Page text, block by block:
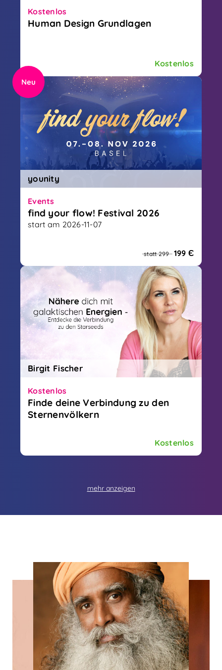
Kostenlos
Human Design Grundlagen
Kostenlos
Neu
younity
Events
find your flow! Festival 2026
start am 2026-11-07
statt 299 199 Є
Birgit Fischer
Kostenlos
Finde deine Verbindung zu den
Sternenvölkern
erinnere dich an deine wahre Bestimmung
und erfahre mehr über ihre Weisheit.
Kostenlos
mehr anzeigen